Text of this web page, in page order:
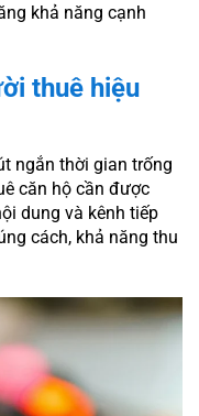
khả năng cạnh
thuê hiệu
ngắn thời gian trống
căn hộ cần được
dung và kênh tiếp
cách, khả năng thu